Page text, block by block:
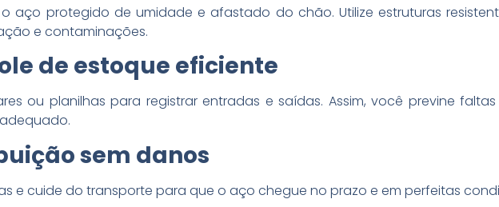
aço protegido de umidade e afastado do chão. Utilize estruturas
e contaminações.
de estoque eficiente
ou planilhas para registrar entradas e saídas. Assim, você previne
sem danos
e cuide do transporte para que o aço chegue no prazo e em perfeitas